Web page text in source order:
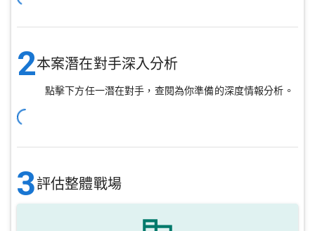
2本案潛在對手深入分析
點擊下方任一潛在對手，查閱為你準備的深度情報分析。
3評估整體戰場